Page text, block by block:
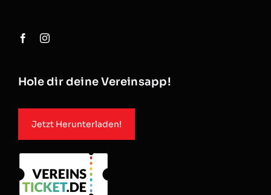
Hole dir deine Vereinsapp!
Jetzt Herunterladen!